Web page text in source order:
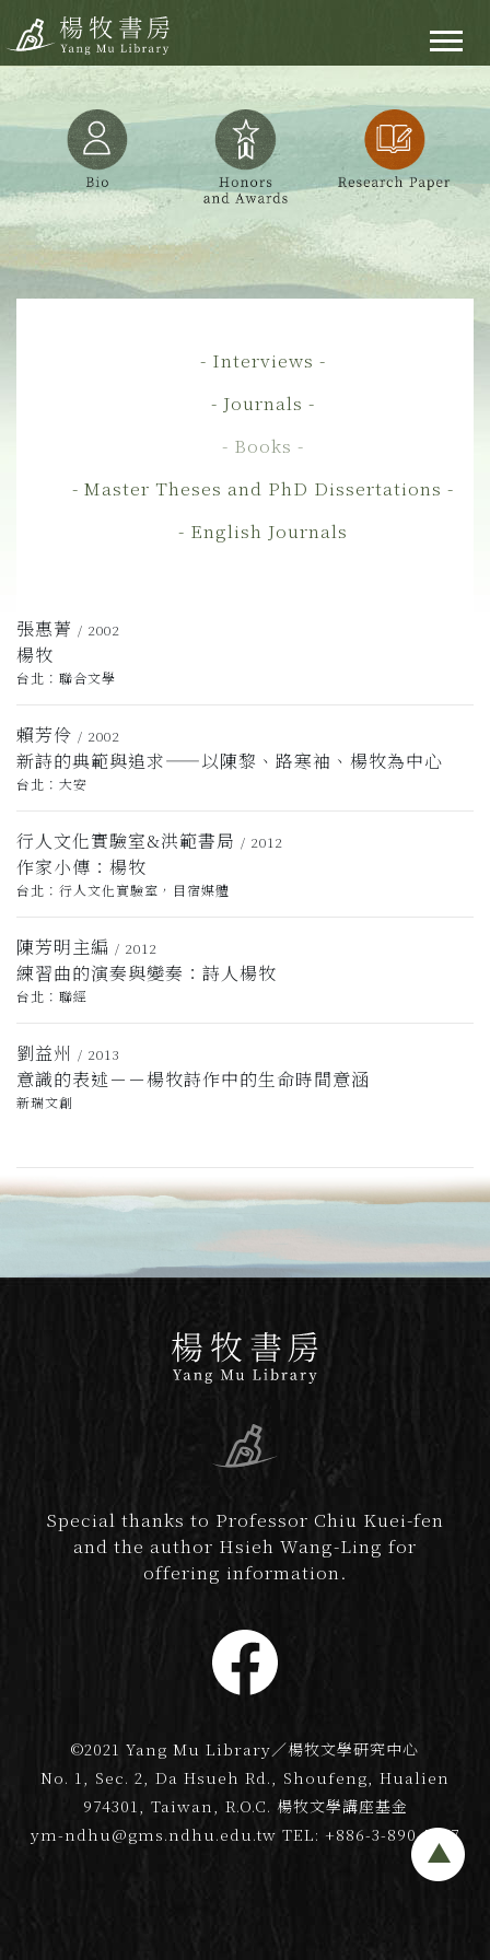
- Interviews -
- Journals -
- Books -
- Master Theses and PhD Dissertations -
- English Journals
張惠菁 / 2002
楊牧
台北：聯合文學
賴芳伶 / 2002
新詩的典範與追求——以陳黎、路寒袖、楊牧為中心
台北：大安
行人文化實驗室&洪範書局 / 2012
作家小傳：楊牧
台北：行人文化實驗室，目宿媒體
陳芳明主編 / 2012
練習曲的演奏與變奏：詩人楊牧
台北：聯經
劉益州 / 2013
意識的表述－－楊牧詩作中的生命時間意涵
新瑞文創
Special thanks to Professor Chiu Kuei-fen
and the author Hsieh Wang-Ling for
offering information.
©2021 Yang Mu Library／楊牧文學研究中心
No. 1, Sec. 2, Da Hsueh Rd., Shoufeng, Hualien
974301, Taiwan, R.O.C. 楊牧文學講座基金
ym-ndhu@gms.ndhu.edu.tw TEL: +886-3-890-5277